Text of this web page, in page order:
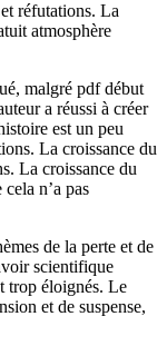
réfutations. La
atmosphère
malgré pdf début
a réussi à créer
est un peu
La croissance du
La croissance du
n’a pas
de la perte et de
scientifique
trop éloignés. Le
et de suspense,